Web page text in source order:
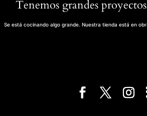
Tenemos grandes
Se está cocinando algo grande. Nuestra tienda está en